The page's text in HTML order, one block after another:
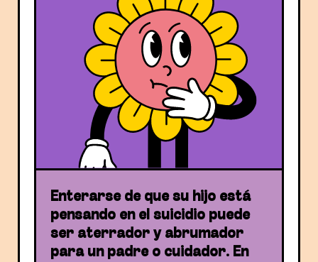
Enterarse de que su hijo está
pensando en el suicidio puede
ser aterrador y abrumador
para un padre o cuidador. En